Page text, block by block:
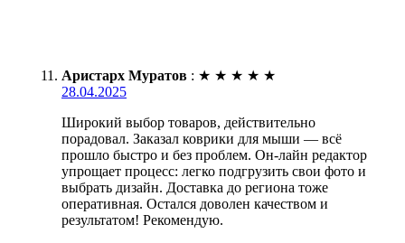
Аристарх Муратов : ★ ★ ★ ★ ★
28.04.2025
Широкий выбор товаров, действительно
порадовал. Заказал коврики для мыши — всё
прошло быстро и без проблем. Он-лайн редактор
упрощает процесс: легко подгрузить свои фото и
выбрать дизайн. Доставка до региона тоже
оперативная. Остался доволен качеством и
результатом! Рекомендую.